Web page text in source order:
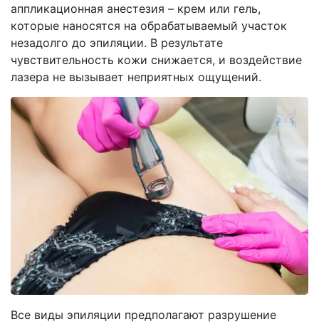
аппликационная анестезия – крем или гель,
которые наносятся на обрабатываемый участок
незадолго до эпиляции. В результате
чувствительность кожи снижается, и воздействие
лазера не вызывает неприятных ощущений.
Все виды эпиляции предполагают разрушение